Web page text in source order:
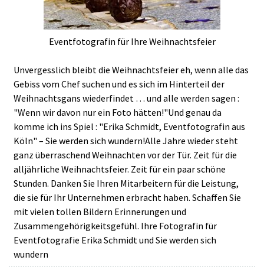
Eventfotografin für Ihre Weihnachtsfeier
Unvergesslich bleibt die Weihnachtsfeier eh, wenn alle das
Gebiss vom Chef suchen und es sich im Hinterteil der
Weihnachtsgans wiederfindet … und alle werden sagen :
"Wenn wir davon nur ein Foto hätten!"Und genau da
komme ich ins Spiel : "Erika Schmidt, Eventfotografin aus
Köln" – Sie werden sich wundern!Alle Jahre wieder steht
ganz überraschend Weihnachten vor der Tür. Zeit für die
alljährliche Weihnachtsfeier. Zeit für ein paar schöne
Stunden. Danken Sie Ihren Mitarbeitern für die Leistung,
die sie für Ihr Unternehmen erbracht haben. Schaffen Sie
mit vielen tollen Bildern Erinnerungen und
Zusammengehörigkeitsgefühl. Ihre Fotografin für
Eventfotografie Erika Schmidt und Sie werden sich
wundern